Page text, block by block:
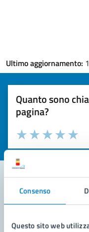
Consenso
Questo sito web
Ultimo aggiornamento:
Quanto sono
pagina?
Valuta la chiarezza delle
Seleziona il numero
Valuta 4
Valuta 3
Valuta 2 stelle su
Valuta 1 stelle su 5
Contatta il
Leggi le